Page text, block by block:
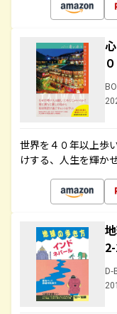
０
世界を４０年以上歩
けする、人生を輝か
D-